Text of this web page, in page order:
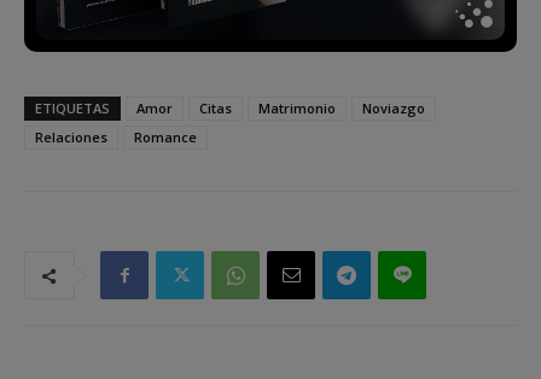
ETIQUETAS Amor Citas Matrimonio
Noviazgo
Relaciones
Romance